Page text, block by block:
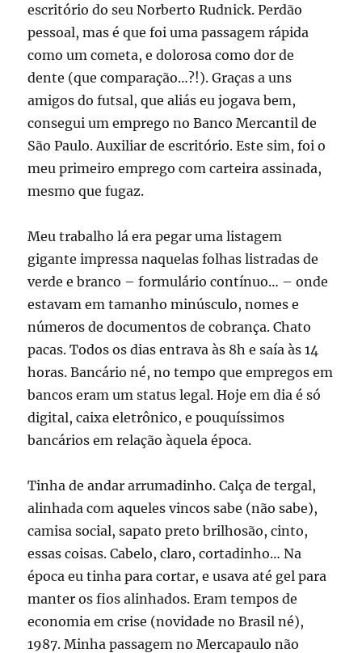
escritório do seu Norberto Rudnick. Perdão
pessoal, mas é que foi uma passagem rápida
como um cometa, e dolorosa como dor de
dente (que comparação…?!). Graças a uns
amigos do futsal, que aliás eu jogava bem,
consegui um emprego no Banco Mercantil de
São Paulo. Auxiliar de escritório. Este sim, foi o
meu primeiro emprego com carteira assinada,
mesmo que fugaz.
Meu trabalho lá era pegar uma listagem
gigante impressa naquelas folhas listradas de
verde e branco – formulário contínuo… – onde
estavam em tamanho minúsculo, nomes e
números de documentos de cobrança. Chato
pacas. Todos os dias entrava às 8h e saía às 14
horas. Bancário né, no tempo que empregos em
bancos eram um status legal. Hoje em dia é só
digital, caixa eletrônico, e pouquíssimos
bancários em relação àquela época.
Tinha de andar arrumadinho. Calça de tergal,
alinhada com aqueles vincos sabe (não sabe),
camisa social, sapato preto brilhosão, cinto,
essas coisas. Cabelo, claro, cortadinho… Na
época eu tinha para cortar, e usava até gel para
manter os fios alinhados. Eram tempos de
economia em crise (novidade no Brasil né),
1987. Minha passagem no Mercapaulo não